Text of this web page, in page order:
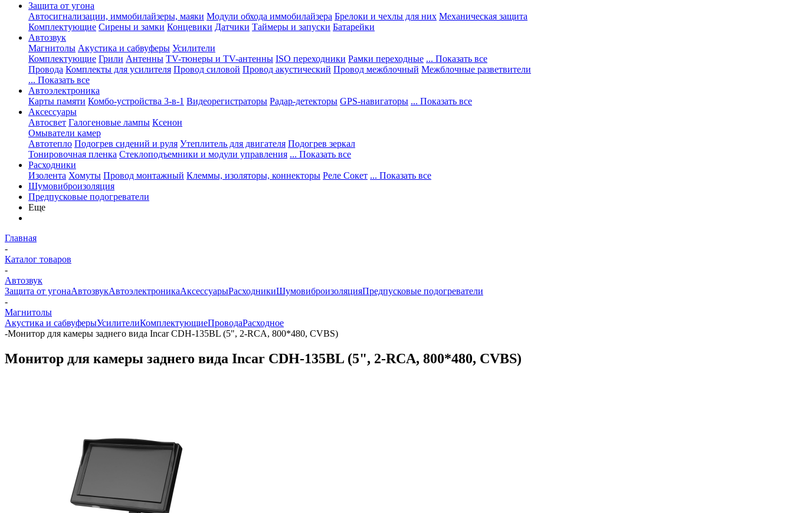
Защита от угона
Автосигнализации, иммобилайзеры, маяки Модули обхода иммобилайзера Брелоки и чехлы для них Механическая защита
Комплектующие Сирены и замки Концевики Датчики Таймеры и запуски Батарейки
Автозвук
Магнитолы Акустика и сабвуферы Усилители
Комплектующие Грили Антенны TV-тюнеры и TV-антенны ISO переходники Рамки переходные ... Показать все
Провода Комплекты для усилителя Провод силовой Провод акустический Провод межблочный Межблочные разветвители
... Показать все
Автоэлектроника
Карты памяти Комбо-устройства 3-в-1 Видеорегистраторы Радар-детекторы GPS-навигаторы ... Показать все
Аксессуары
Автосвет Галогеновые лампы Ксенон
Омыватели камер
Автотепло Подогрев сидений и руля Утеплитель для двигателя Подогрев зеркал
Тонировочная пленка Стеклоподъемники и модули управления ... Показать все
Расходники
Изолента Хомуты Провод монтажный Клеммы, изоляторы, коннекторы Реле Сокет ... Показать все
Шумовиброизоляция
Предпусковые подогреватели
Еще
Главная
-
Каталог товаров
-
Автозвук
Защита от угонаАвтозвукАвтоэлектроникаАксессуарыРасходникиШумовиброизоляцияПредпусковые подогреватели
-
Магнитолы
Акустика и сабвуферыУсилителиКомплектующиеПроводаРасходное
-Монитор для камеры заднего вида Incar CDH-135BL (5", 2-RCA, 800*480, CVBS)
Монитор для камеры заднего вида Incar CDH-135BL (5", 2-RCA, 800*480, CVBS)